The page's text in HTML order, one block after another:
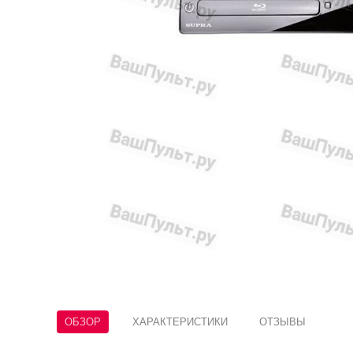
ОБЗОР ХАРАКТЕРИСТИКИ ОТЗЫВЫ